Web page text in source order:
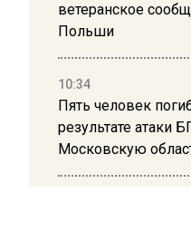
ветеранское
Польши
10:34
Пять человек
результате атаки
Московскую